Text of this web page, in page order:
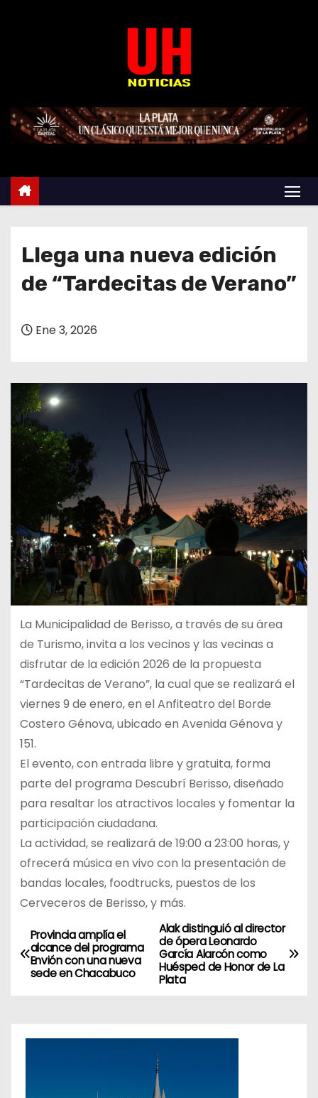
e
Llega una nueva edición
de “Tardecitas de Verano”
Ene 3, 2026
La Municipalidad de Berisso, a través de su área
de Turismo, invita a los vecinos y las vecinas a
disfrutar de la edición 2026 de la propuesta
“Tardecitas de Verano”, la cual que se realizará el
viernes 9 de enero, en el Anfiteatro del Borde
Costero Génova, ubicado en Avenida Génova y
151.
El evento, con entrada libre y gratuita, forma
parte del programa Descubrí Berisso, diseñado
para resaltar los atractivos locales y fomentar la
participación ciudadana.
La actividad, se realizará de 19:00 a 23:00 horas, y
ofrecerá música en vivo con la presentación de
bandas locales, foodtrucks, puestos de los
Cerveceros de Berisso, y más.
N
a
Alak distinguió al director
de ópera Leonardo
García Alarcón como
Huésped de Honor de La
Plata
Provincia amplía el
alcance del programa
Envión con una nueva
sede en Chacabuco